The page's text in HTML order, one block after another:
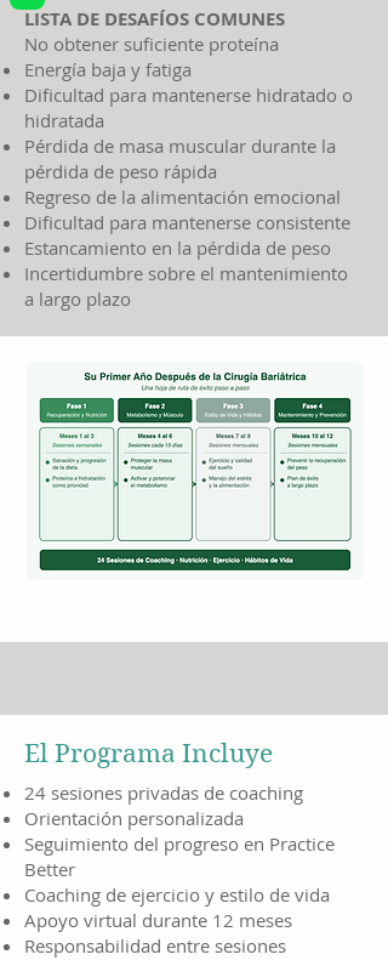
LISTA DE DESAFÍOS COMUNES
No obtener suficiente proteína
Energía baja y fatiga
Dificultad para mantenerse hidratado o
hidratada
Pérdida de masa muscular durante la
pérdida de peso rápida
Regreso de la alimentación emocional
Dificultad para mantenerse consistente
Estancamiento en la pérdida de peso
Incertidumbre sobre el mantenimiento
a largo plazo
El Programa Incluye
24 sesiones privadas de coaching
Orientación personalizada
Seguimiento del progreso en Practice
Better
Coaching de ejercicio y estilo de vida
Apoyo virtual durante 12 meses
Responsabilidad entre sesiones